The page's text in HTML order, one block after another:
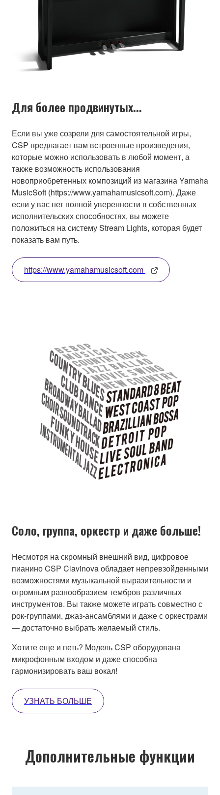
Для более продвинутых...
Если вы уже созрели для самостоятельной игры,
CSP предлагает вам встроенные произведения,
которые можно использовать в любой момент, а
также возможность использования
новоприобретенных композиций из магазина Yamaha
MusicSoft (https://www.yamahamusicsoft.com). Даже
если у вас нет полной уверенности в собственных
исполнительских способностях, вы можете
положиться на систему Stream Lights, которая будет
показать вам путь.
https://www.yamahamusicsoft.com
Соло, группа, оркестр и даже больше!
Несмотря на скромный внешний вид, цифровое
пианино CSP Clavinova обладает непревзойденными
возможностями музыкальной выразительности и
огромным разнообразием тембров различных
инструментов. Вы также можете играть совместно с
рок-группами, джаз-ансамблями и даже с оркестрами
— достаточно выбрать желаемый стиль.
Хотите еще и петь? Модель CSP оборудована
микрофонным входом и даже способна
гармонизировать ваш вокал!
УЗНАТЬ БОЛЬШЕ
Дополнительные функции